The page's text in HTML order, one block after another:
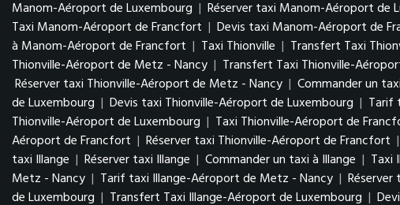
Manom-Aéroport de Luxembourg | Réserver taxi Manom-Aéroport de
Taxi Manom-Aéroport de Francfort | Devis taxi Manom-Aéroport de
à Manom-Aéroport de Francfort | Taxi Thionville | Transfert Taxi
Thionville-Aéroport de Metz - Nancy | Transfert Taxi Thionville-
Réserver taxi Thionville-Aéroport de Metz - Nancy | Commander un
de Luxembourg | Devis taxi Thionville-Aéroport de Luxembourg | Tarif
Thionville-Aéroport de Luxembourg | Taxi Thionville-Aéroport de
Aéroport de Francfort | Réserver taxi Thionville-Aéroport de Francfort |
taxi Illange | Réserver taxi Illange | Commander un taxi à Illange | Taxi
Metz - Nancy | Tarif taxi Illange-Aéroport de Metz - Nancy |
de Luxembourg | Transfert Taxi Illange-Aéroport de Luxembourg |